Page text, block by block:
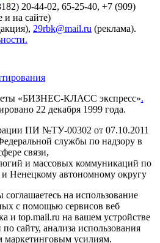
20-44-02, 65-25-40, +7 (909)
и на сайте)
29rbk@mail.ru (реклама).
«БИЗНЕС-КЛАСС экспресс».
22 декабря 1999 года.
ПИ №ТУ-00302 от 07.10.2011
службы по надзору в
связи,
и массовых коммуникаций по
и Ненецкому автономному округу
на использование
с помощью сервисов веб
и top.mail.ru на вашем устройстве
сайту, анализа использования
маркетинговым усилиям.